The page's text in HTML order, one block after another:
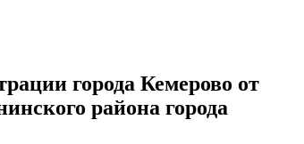
города Кемерово от
района города